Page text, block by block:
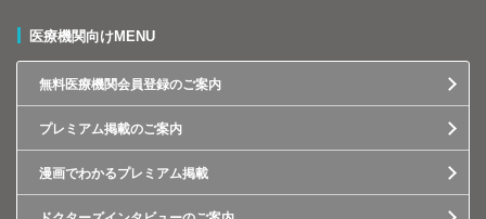
医療機関向けMENU
無料医療機関会員登録のご案内
プレミアム掲載のご案内
漫画でわかるプレミアム掲載